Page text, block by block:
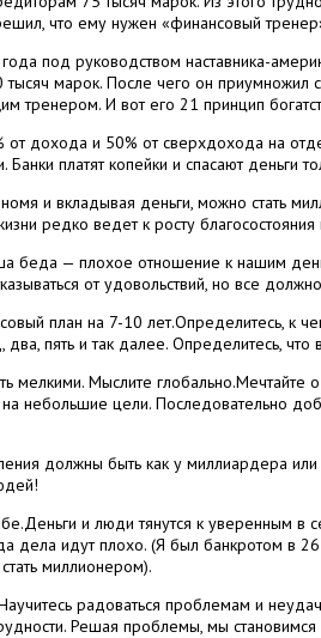
что ему нужен «финансовый
под руководством наставника-
марок. После чего он приумножил
тренером. И вот его 21 принцип
от дохода и 50% от сверхдохода на
Банки платят копейки и спасают деньги
и вкладывая деньги, можно стать
редко ведет к росту благосостояния
беда — плохое отношение к нашим
от удовольствий, но все
план на 7-10 лет.Определитесь, к
два, пять и так далее. Определитесь,
мелкими. Мыслите глобально.Мечтайте
небольшие цели. Последовательно
должны быть как у миллиардера или
и люди тянутся к уверенным
дела идут плохо. (Я был банкротом в
миллионером).
радоваться проблемам и
Решая проблемы, мы становимся